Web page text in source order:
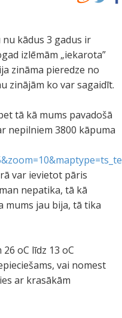
kādus 3 gadus ir
izlēmām „iekarota”
zināma pieredze no
zinājām ko var sagaidīt.
tā kā mums pavadošā
nepilniem 3800 kāpuma
var ievietot pāris
nepatika, tā kā
mums jau bija, tā tika
oC līdz 13 oC
vai nomest
ar krasākām